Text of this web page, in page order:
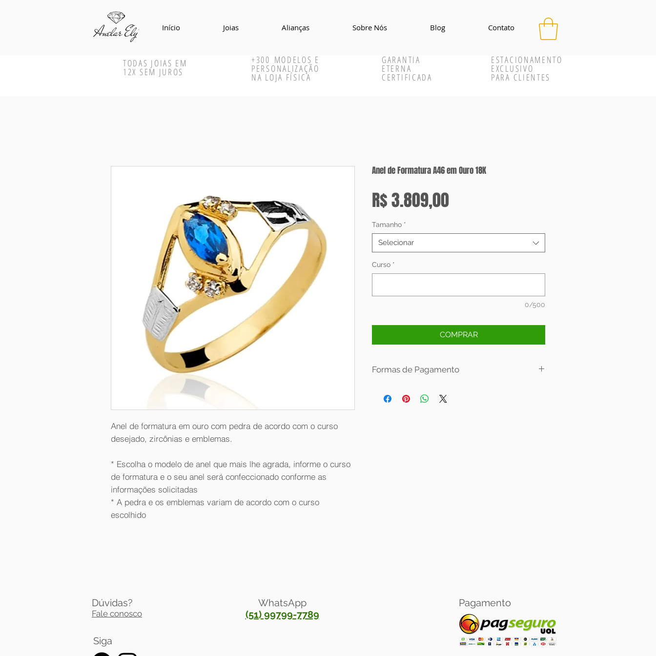
Início Joias Alianças Sobre Nós Blog Contato
TODAS JOIAS EM
12X SEM JUROS
+300 MODELOS E
PERSONALIZAÇÃO
NA LOJA FÍSICA
GARANTIA
ETERNA
CERTIFICADA
ESTACIONAMENTO
EXCLUSIVO
PARA CLIENTES
Anel de formatura em ouro com pedra de acordo com o curso
desejado, zircônias e emblemas.
* Escolha o modelo de anel que mais lhe agrada, informe o curso
de formatura e o seu anel será confeccionado conforme as
informações solicitadas
* A pedra e os emblemas variam de acordo com o curso
escolhido
Anel de Formatura A46 em Ouro 18K
R$ 3.809,00Preço
Tamanho *
Selecionar
Curso *
0/500
COMPRAR
Formas de Pagamento
Valor com desconto: 6x sem juros.
Dúvidas?
Fale conosco
Siga
Pagamento
WhatsApp
(51) 99799-7789